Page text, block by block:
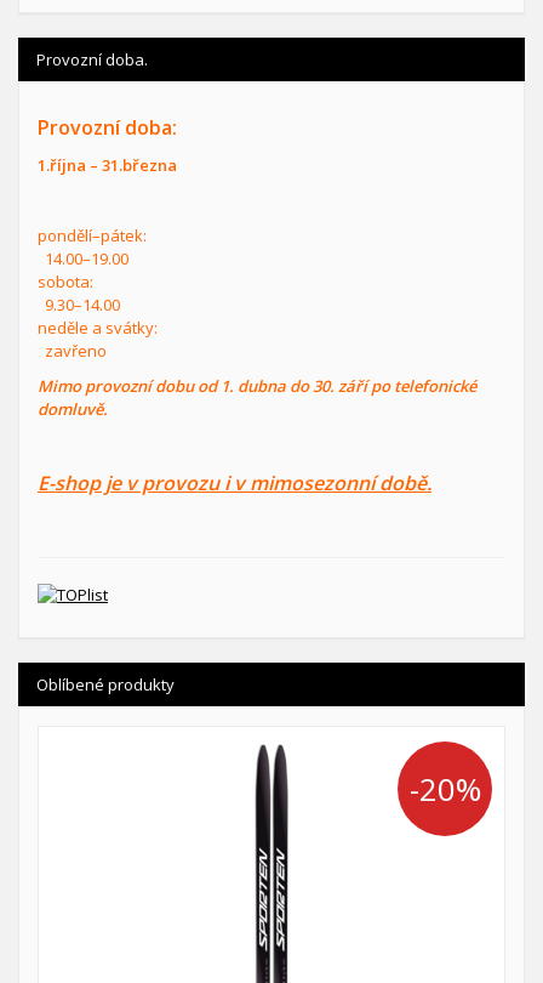
Provozní doba.
Provozní doba:
1.října – 31.března
pondělí–pátek:
14.00–19.00
sobota:
9.30–14.00
neděle a svátky:
zavřeno
Mimo provozní dobu od 1. dubna do 30. září po telefonické
domluvě.
E-shop je v provozu i v mimosezonní době.
Oblíbené produkty
-20%